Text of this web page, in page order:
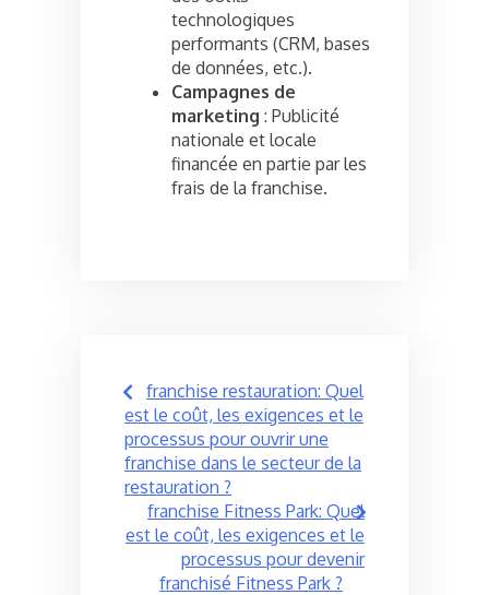
technologiques
performants (CRM, bases
de données, etc.).
Campagnes de
marketing : Publicité
nationale et locale
financée en partie par les
frais de la franchise.
Post
navigation
franchise restauration: Quel
est le coût, les exigences et le
processus pour ouvrir une
franchise dans le secteur de la
restauration ?
franchise Fitness Park: Quel
est le coût, les exigences et le
processus pour devenir
franchisé Fitness Park ?